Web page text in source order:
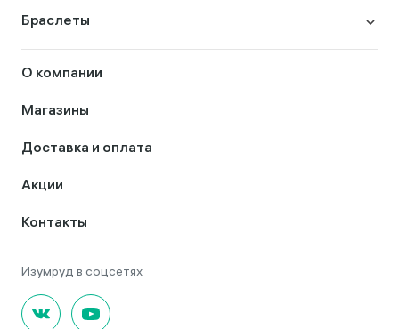
Браслеты
О компании
Магазины
Доставка и оплата
Акции
Контакты